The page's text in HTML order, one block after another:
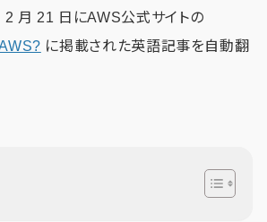
2 月 21 日にAWS公式サイトの
に掲載された英語記事を自動翻